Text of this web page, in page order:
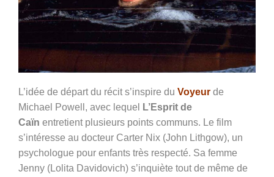
L’idée de départ du récit s’inspire du Voyeur de
Michael Powell, avec lequel
L’Esprit de
Caïn entretient plusieurs points communs. Le film
s’intéresse au docteur Carter Nix (John Lithgow), un
psychologue pour enfants très respecté. Sa femme
Jenny (Lolita Davidovich) s’inquiète tout de même de